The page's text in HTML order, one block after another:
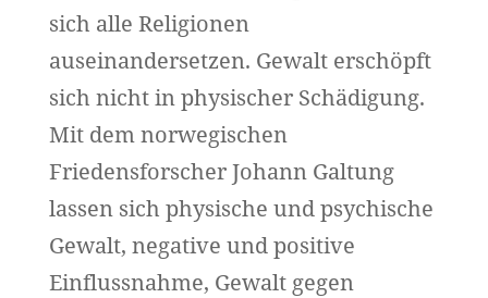
sich alle Religionen
auseinandersetzen. Gewalt erschöpft
sich nicht in physischer Schädigung.
Mit dem norwegischen
Friedensforscher Johann Galtung
lassen sich physische und psychische
Gewalt, negative und positive
Einflussnahme, Gewalt gegen